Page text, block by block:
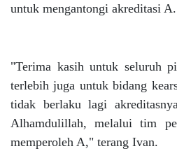
untuk mengantongi akreditasi A.
"Terima kasih untuk seluruh
terlebih juga untuk bidang
tidak berlaku lagi
Alhamdulillah, melalui tim
memperoleh A," terang Ivan.